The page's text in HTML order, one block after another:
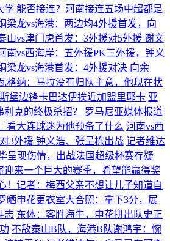
学 能否接连？河南接连五场中超都是
梁龙vs海港：两边均4外援首发，向
山vs津门虎首发：3外援对5外援 谢文
南vs西海岸：五外援PK三外援，钟义
梁龙vs海港首发：4外援对决 向余
格纳：马拉没有归队主意，他现在状
堡边锋卡巴达伊挨近加盟里耶卡 亚
克的终极杀招？
罗马尼亚媒体报道
看大连球迷为他预备了什么 河南vs西
3外援 钟义浩、张呈栋出战 记者维达
呈现伤情，出战法国超级杯赛存疑
迎来一个巨大的赛季，希望能赢得奖
！记者：梅西父亲不想让儿子知道自
晒申花更衣室大合照：拿下3分，展
志 东体：客胜海牛，申花拼出队史正
不敌泰山B队，海港B队谢鸿宇：惋